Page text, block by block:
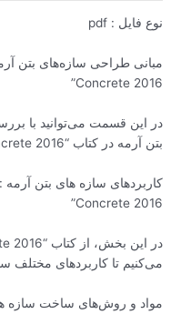
نوع فایل : pdf
Concrete 2016”
در این قسمت می‌توانید با
بتن آرمه در کتاب “Basic Principles of Concrete 2016” آشنا شوید.
Concrete 2016”
می‌کنیم تا کاربردهای مختلف